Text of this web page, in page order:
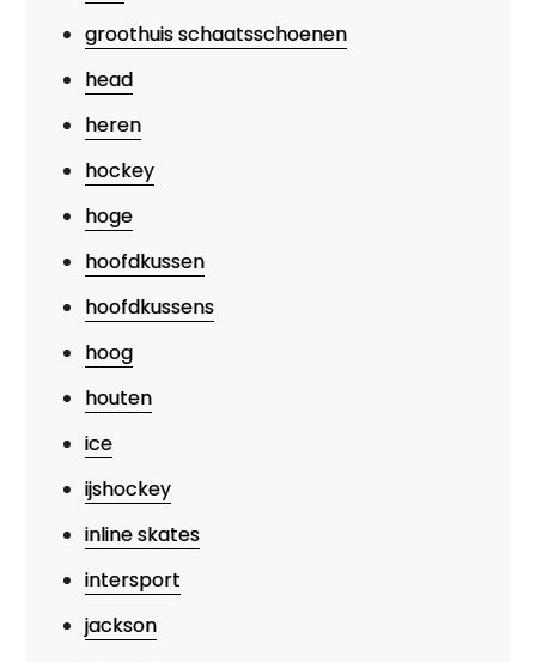
groothuis schaatsschoenen
head
heren
hockey
hoge
hoofdkussen
hoofdkussens
hoog
houten
ice
ijshockey
inline skates
intersport
jackson